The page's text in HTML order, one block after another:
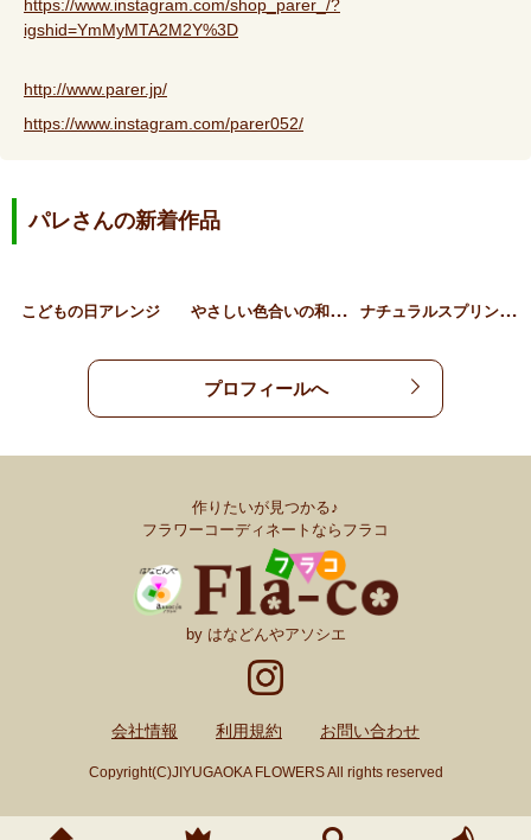
https://www.instagram.com/shop_parer_/?
igshid=YmMyMTA2M2Y%3D
http://www.parer.jp/
https://www.instagram.com/parer052/
パレさんの新着作品
こどもの日アレンジ や
さしい色合いの和モダンア… ナ
チュラルスプリングリース…
プロフィールへ
作りたいが見つかる♪
フラワーコーディネートならフラコ
by はなどんやアソシエ
会社情報 利用規約 お問い合わせ
Copyright(C)JIYUGAOKA FLOWERS All rights reserved